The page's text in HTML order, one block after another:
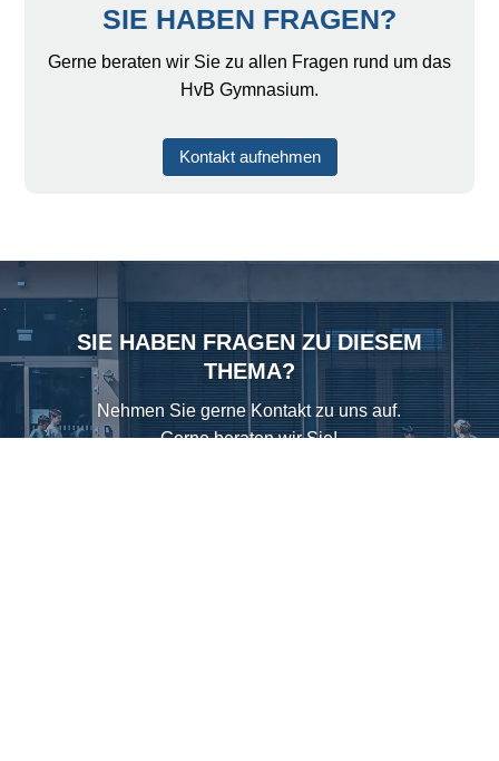
SIE HABEN FRAGEN?
Gerne beraten wir Sie zu allen Fragen rund um das
HvB Gymnasium.
Kontakt aufnehmen
SIE HABEN FRAGEN ZU DIESEM
THEMA?
Nehmen Sie gerne Kontakt zu uns auf.
Gerne beraten wir Sie!